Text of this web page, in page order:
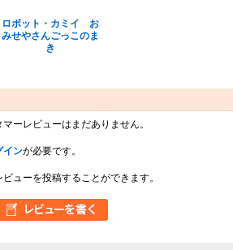
ロボット・カミイ お
みせやさんごっこのま
き
ーレビューはまだありません。
インが必要です。
ューを投稿することができます。